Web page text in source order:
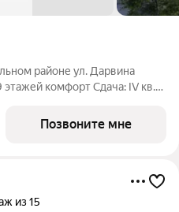
им. Глинки. Преимущества:
Позвоните мне
из 15